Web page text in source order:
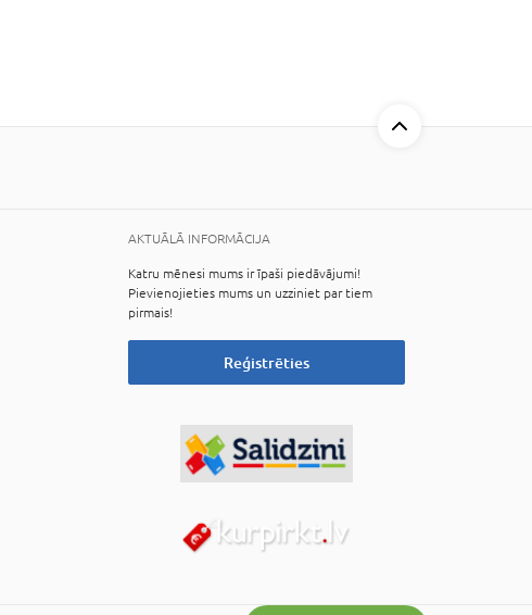
AKTUĀLĀ INFORMĀCIJA
Katru mēnesi mums ir īpaši piedāvājumi!
Pievienojieties mums un uzziniet par tiem
pirmais!
Reģistrēties